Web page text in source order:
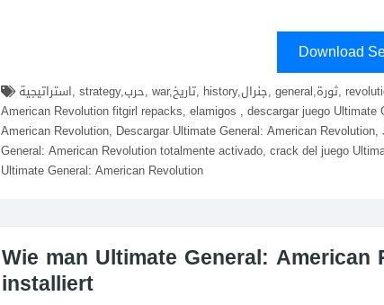
Download
American Revolution fitgirl repacks, elamigos , descargar juego
American Revolution, Descargar Ultimate General: American
General: American Revolution totalmente activado, crack del juego
Ultimate General: American Revolution
Wie man Ultimate General:
installiert